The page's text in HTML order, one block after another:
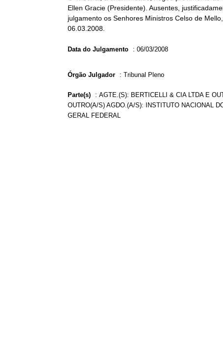
Ellen Gracie (Presidente). Ausentes,
julgamento os Senhores Ministros Celso de
06.03.2008.
Data do Julgamento : 06/03/2008
Órgão Julgador : Tribunal Pleno
Parte(s) : AGTE.(S): BERTICELLI & CIA LTDA E
OUTRO(A/S) AGDO.(A/S): INSTITUTO NACIONAL
GERAL FEDERAL